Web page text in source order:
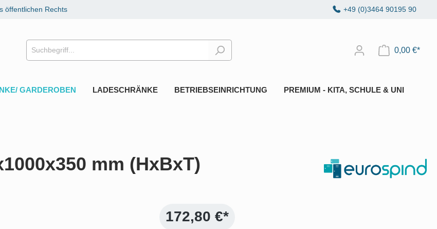
öffentlichen Rechts +49 (0)3464 90195 90
0,00 €*
GARDEROBEN LADESCHRÄNKE BETRIEBSEINRICHTUNG PREMIUM - KITA, SCHULE & UNI
mm (HxBxT)
172,80 €*